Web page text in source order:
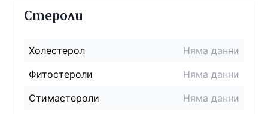
Стероли
Холестерол
Няма данни
Фитостероли
Няма данни
Стимастероли
Няма данни